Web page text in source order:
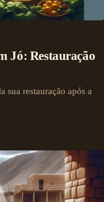
Jó: Restauração
sua restauração após a